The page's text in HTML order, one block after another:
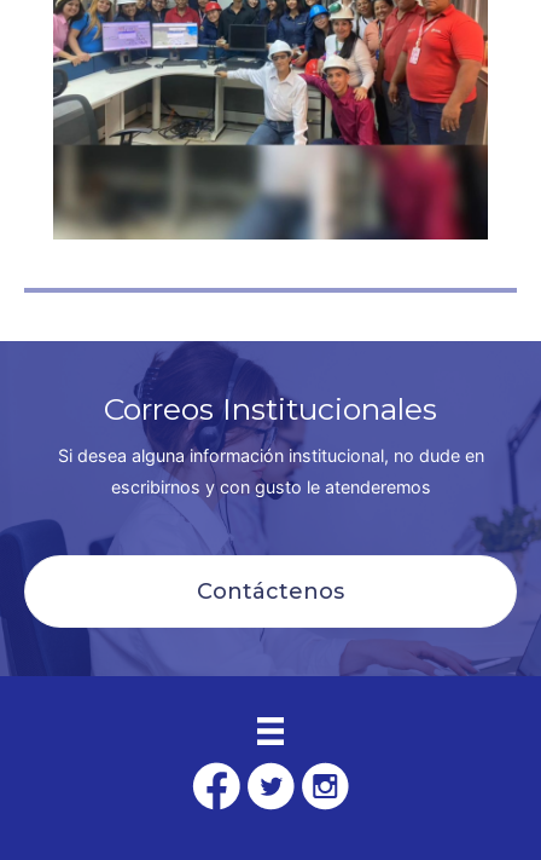
Correos Institucionales
Si desea alguna información institucional, no dude en
escribirnos y con gusto le atenderemos
Contáctenos